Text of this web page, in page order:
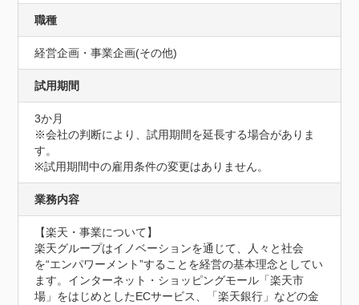
職種
経営企画・事業企画(その他)
試用期間
3か月
※会社の判断により、試用期間を延長する場合がありま
す。
※試用期間中の雇用条件の変更はありません。
業務内容
【楽天・事業について】
楽天グループはイノベーションを通じて、人々と社会
を“エンパワーメント”することを経営の基本理念としてい
ます。インターネット・ショッピングモール「楽天市
場」をはじめとしたECサービス、「楽天銀行」などの金